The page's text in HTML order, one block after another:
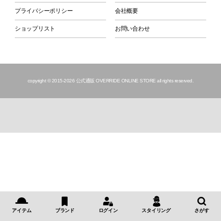
プライバシーポリシー 会社概要
ショップリスト お問い合わせ
copyright © 2015-2026 公式通販 OVERRIDE ONLINE STORE all rights reserved.
アイテム ブランド ログイン スタイリング さがす